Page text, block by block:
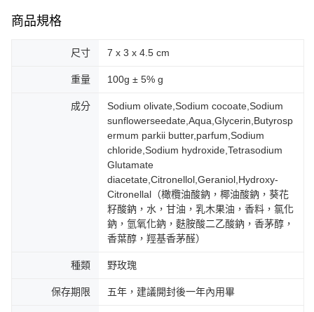
商品規格
尺寸 7 x 3 x 4.5 cm
重量 100g ± 5% g
成分
Sodium olivate,Sodium cocoate,Sodium
sunflowerseedate,Aqua,Glycerin,Butyrosp
ermum parkii butter,parfum,Sodium
chloride,Sodium hydroxide,Tetrasodium
Glutamate
diacetate,Citronellol,Geraniol,Hydroxy-
Citronellal（橄欖油酸鈉，椰油酸鈉，葵花
籽酸鈉，水，甘油，乳木果油，香料，氯化
鈉，氫氧化鈉，麩胺酸二乙酸鈉，香茅醇，
香葉醇，羥基香茅醛）
種類 野玫瑰
保存期限 五年，建議開封後一年內用畢